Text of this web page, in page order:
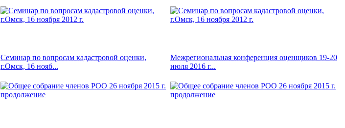
Семинар по вопросам кадастровой оценки,
г.Омск, 16 нояб...
Межрегиональная конференция оценщиков 19-20
июля 2016 г...